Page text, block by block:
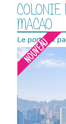
COLONIE
MACAO
Le port aux
NOUVEAU